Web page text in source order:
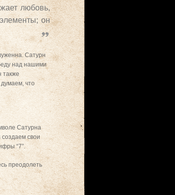
любовь,
он
Сатурн
над нашими
также
что
Сатурна
свои
“7”.
преодолеть